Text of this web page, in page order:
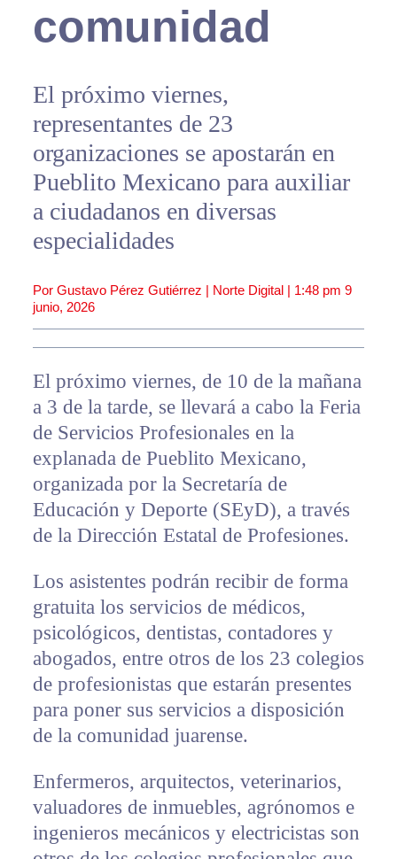
comunidad
El próximo viernes,
representantes de 23
organizaciones se apostarán en
Pueblito Mexicano para auxiliar
a ciudadanos en diversas
especialidades
Por Gustavo Pérez Gutiérrez | Norte Digital | 1:48 pm 9
junio, 2026
El próximo viernes, de 10 de la mañana
a 3 de la tarde, se llevará a cabo la Feria
de Servicios Profesionales en la
explanada de Pueblito Mexicano,
organizada por la Secretaría de
Educación y Deporte (SEyD), a través
de la Dirección Estatal de Profesiones.
Los asistentes podrán recibir de forma
gratuita los servicios de médicos,
psicológicos, dentistas, contadores y
abogados, entre otros de los 23 colegios
de profesionistas que estarán presentes
para poner sus servicios a disposición
de la comunidad juarense.
Enfermeros, arquitectos, veterinarios,
valuadores de inmuebles, agrónomos e
ingenieros mecánicos y electricistas son